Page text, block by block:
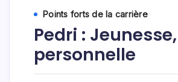
Points forts de la carrière
Pedri :
personnelle